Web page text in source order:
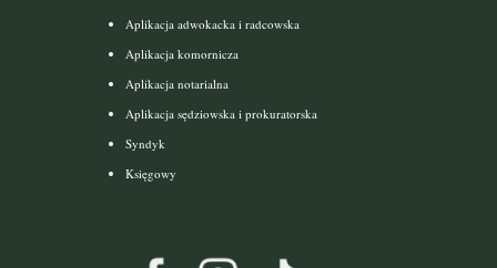
Aplikacja adwokacka i radcowska
Aplikacja komornicza
Aplikacja notarialna
Aplikacja sędziowska i prokuratorska
Syndyk
Księgowy